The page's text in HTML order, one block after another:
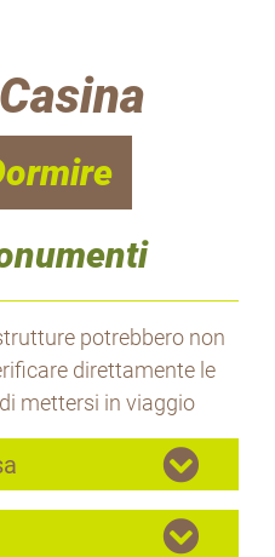
potrebbero non
direttamente le
mettersi in viaggio